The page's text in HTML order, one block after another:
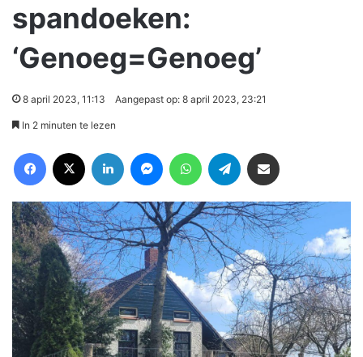
spandoeken:
‘Genoeg=Genoeg’
8 april 2023, 11:13 Aangepast op: 8 april 2023, 23:21
In 2 minuten te lezen